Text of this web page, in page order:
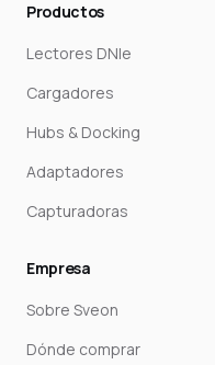
Productos
Lectores DNIe
Cargadores
Hubs & Docking
Adaptadores
Capturadoras
Empresa
Sobre Sveon
Dónde comprar